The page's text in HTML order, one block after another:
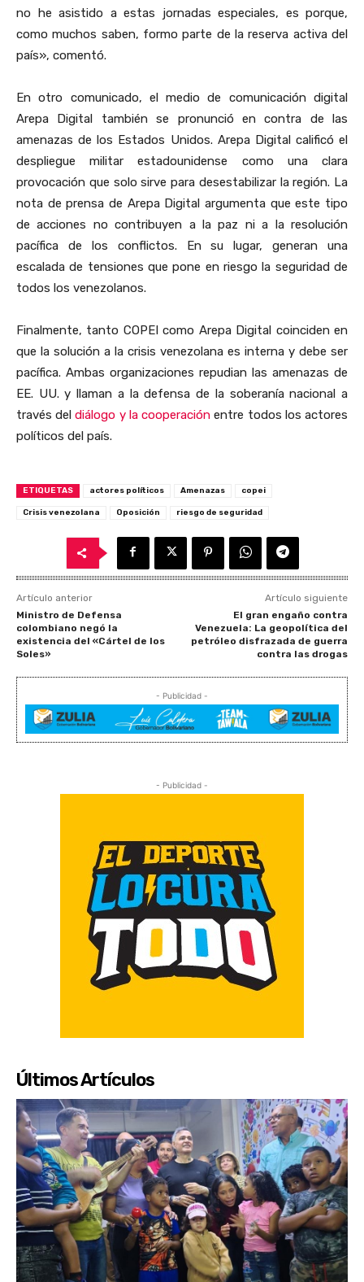
no he asistido a estas jornadas especiales, es porque,
como muchos saben, formo parte de la reserva activa del
país», comentó.
En otro comunicado, el medio de comunicación digital
Arepa Digital también se pronunció en contra de las
amenazas de los Estados Unidos. Arepa Digital calificó el
despliegue militar estadounidense como una clara
provocación que solo sirve para desestabilizar la región. La
nota de prensa de Arepa Digital argumenta que este tipo
de acciones no contribuyen a la paz ni a la resolución
pacífica de los conflictos. En su lugar, generan una
escalada de tensiones que pone en riesgo la seguridad de
todos los venezolanos.
Finalmente, tanto COPEI como Arepa Digital coinciden en
que la solución a la crisis venezolana es interna y debe ser
pacífica. Ambas organizaciones repudian las amenazas de
EE. UU. y llaman a la defensa de la soberanía nacional a
través deldiálogo y la cooperación entre todos los actores
políticos del país.
ETIQUETAS actores políticos Amenazas copei
Crisis venezolana Oposición riesgo de seguridad
Artículo anterior
Ministro de Defensa
colombiano negó la
existencia del «Cártel de los
Soles»
Artículo siguiente
El gran engaño contra
Venezuela: La geopolítica del
petróleo disfrazada de guerra
contra las drogas
- Publicidad -
- Publicidad -
Últimos Artículos